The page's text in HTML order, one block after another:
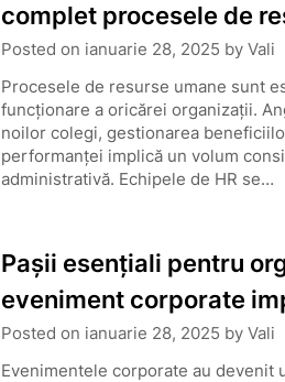
complet procesele de
Posted on ianuarie 28, 2025 by Vali
Procesele de resurse umane sunt
funcționare a oricărei organizații.
noilor colegi, gestionarea
performanței implică un volum
administrativă. Echipele de HR se…
Pașii esențiali pentru
eveniment corporate
Posted on ianuarie 28, 2025 by Vali
Evenimentele corporate au devenit